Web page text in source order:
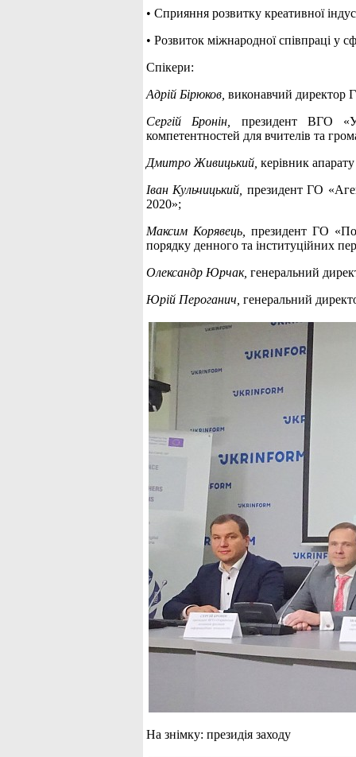
• Сприяння розвитку креативної
• Розвиток міжнародної співпраці у
Спікери:
Адрій Бірюков, виконавчий
Сергій Бронін,
президент ВГО
компетентностей для вчителів та
Дмитро Живицький, керівник
Іван Кульчицький, президент ГО
2020»;
Максим Корявець,
президент ГО
порядку денного та інституційних
Олександр Юрчак, генеральний
Юрій Пероганич, генеральний
На знімку: президія заходу